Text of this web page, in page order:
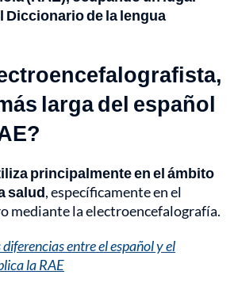
Diccionario de la lengua
larga del español
principalmente en el ámbito
salud, específicamente en el
mediante la electroencefalografía.
entre el español y el
la RAE